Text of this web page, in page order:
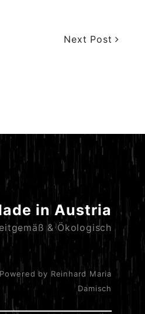
Next Post
in Austria
& Ökologisch
Powered by Reinhard Maria
Damisch